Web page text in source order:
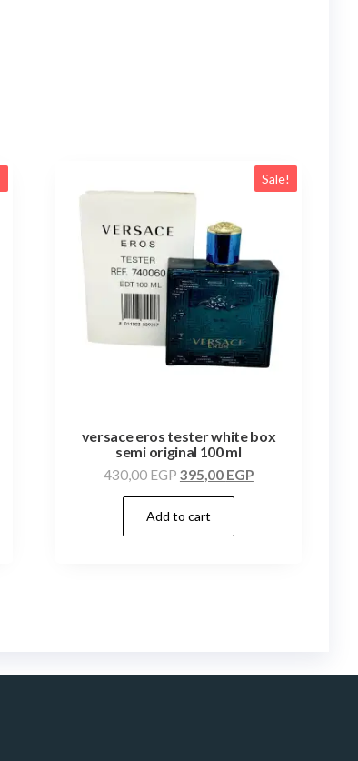
Sale!
versace eros tester white box
semi original 100 ml
430,00EGP395,00 EGP
Add to cart